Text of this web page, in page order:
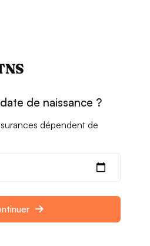
de naissance ?
dépendent de